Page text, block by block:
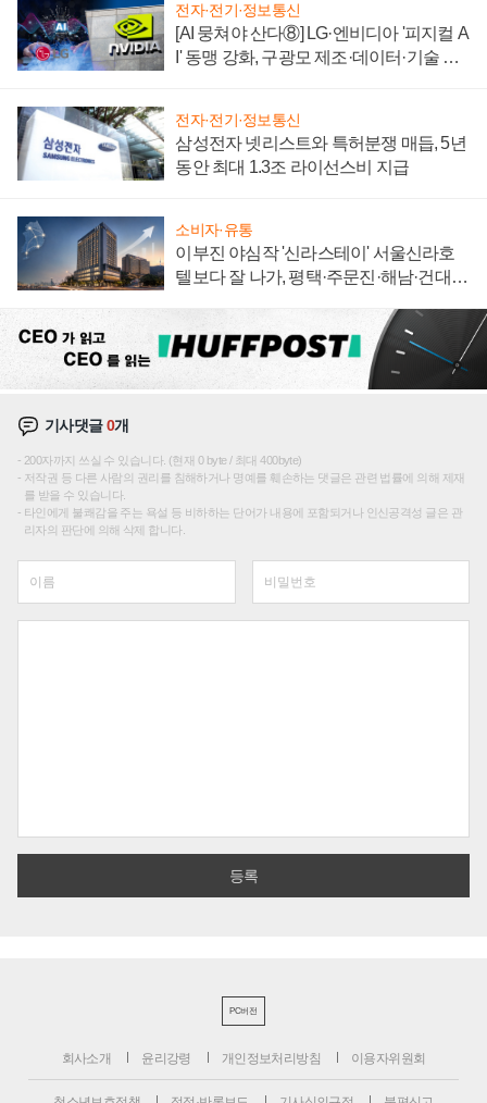
전자·전기·정보통신
[AI 뭉쳐야 산다⑧] LG·엔비디아 '피지컬 A
I' 동맹 강화, 구광모 제조·데이터·기술 결
전자·전기·정보통신
삼성전자 넷리스트와 특허분쟁 매듭, 5년
동안 최대 1.3조 라이선스비 지급
소비자·유통
이부진 야심작 '신라스테이' 서울신라호
텔보다 잘 나가, 평택·주문진·해남·건대로
기사댓글0개
200자까지 쓰실 수 있습니다. (현재 0 byte / 최대 400byte)
저작권 등 다른 사람의 권리를 침해하거나 명예를 훼손하는 댓글은 관련 법률에 의해 제재
를 받을 수 있습니다.
타인에게 불쾌감을 주는 욕설 등 비하하는 단어가 내용에 포함되거나 인신공격성 글은 관
리자의 판단에 의해 삭제 합니다.
PC버전
회사소개 윤리강령 개인정보처리방침 이용자위원회